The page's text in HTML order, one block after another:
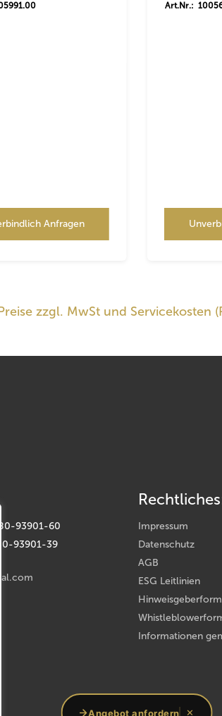
Anfragen
Art.Nr.:
zzgl. MwSt und Servicekosten
93901-60
93901-39
Impressum
Datenschutz
AGB
ESG Leitlinien
Informationen
Angebot anfordern ✕